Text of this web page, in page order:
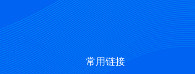
常用链接